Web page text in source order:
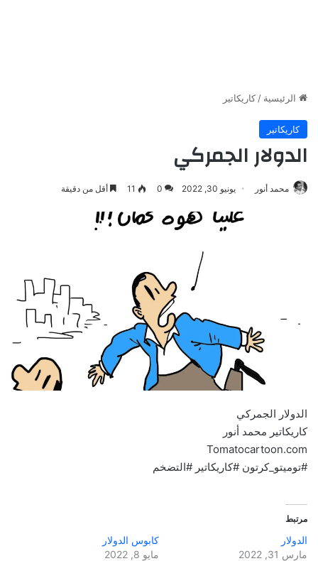
الرئيسية / كاريكاتير
كاريكاتير
الدولار الجمركي
محمد أنور يونيو 30, 2022 0
11 أقل من دقيقة
الدولار الجمركي
كاريكاتير محمد أنور
Tomatocartoon.com
#توميتو_كرتون #كاريكاتير #التضخم
مرتبط
الدولار
مارس 31, 2022
كابوس الدولار
مايو 8, 2022